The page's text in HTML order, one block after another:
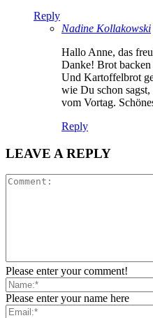
Reply
Nadine Kollakowski
Hallo Anne, das
Danke! Brot
Und Kartoffelbrot
wie Du schon
vom Vortag.
Reply
LEAVE A REPLY
Please enter your comment!
Please enter your name here